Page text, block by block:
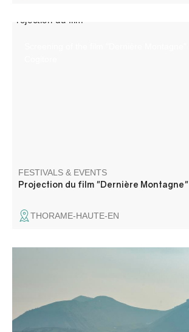
FESTIVALS & EVENTS
Projection du film "Dernière Montagne"
THORAME-HAUTE-EN
Southern Alps and Mercantour!